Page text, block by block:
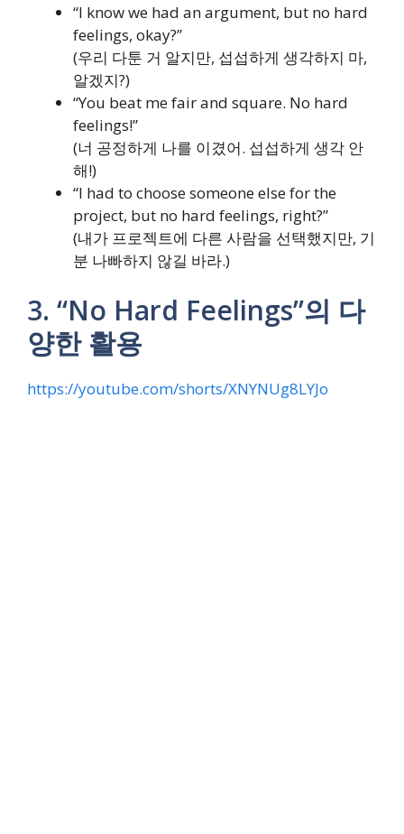
“I know we had an argument, but no hard
feelings, okay?”
(우리 다툰 거 알지만, 섭섭하게 생각하지 마,
알겠지?)
“You beat me fair and square. No hard
feelings!”
(너 공정하게 나를 이겼어. 섭섭하게 생각 안
해!)
“I had to choose someone else for the
project, but no hard feelings, right?”
(내가 프로젝트에 다른 사람을 선택했지만, 기
분 나빠하지 않길 바라.)
3. “No Hard Feelings”의 다
양한 활용
https://youtube.com/shorts/XNYNUg8LYJo